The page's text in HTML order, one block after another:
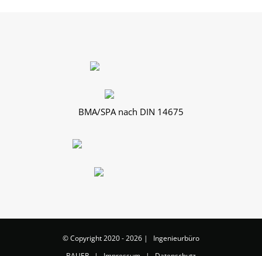
BMA/SPA nach DIN 14675
© Copyright 2020 -2026 | Ingenieurbüro